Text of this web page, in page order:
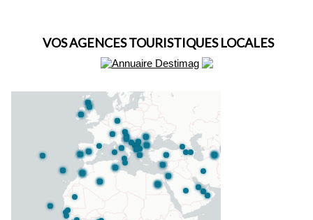
VOS AGENCES TOURISTIQUES LOCALES